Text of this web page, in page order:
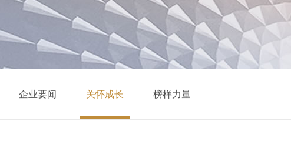
企业要闻 关怀成长 榜样力量